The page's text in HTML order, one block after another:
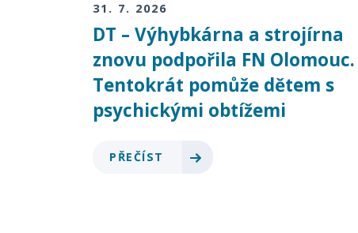
31. 7. 2026
DT – Výhybkárna a strojírna
znovu podpořila FN Olomouc.
Tentokrát pomůže dětem s
psychickými obtížemi
PŘEČÍST